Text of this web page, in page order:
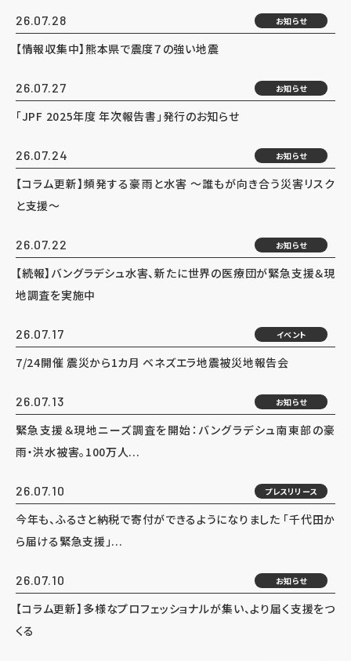
26.07.28 お知らせ
【情報収集中】熊本県で震度７の強い地震
26.07.27 お知らせ
「JPF 2025年度 年次報告書」発行のお知らせ
26.07.24 お知らせ
【コラム更新】頻発する豪雨と水害 ～誰もが向き合う災害リスク
と支援～
26.07.22 お知らせ
【続報】バングラデシュ水害、新たに世界の医療団が緊急支援＆現
地調査を実施中
26.07.17 イベント
7/24開催 震災から1カ月 ベネズエラ地震被災地報告会
26.07.13 お知らせ
緊急支援＆現地ニーズ調査を開始：バングラデシュ南東部の豪
雨・洪水被害。100万人...
26.07.10 プレスリリース
今年も、ふるさと納税で寄付ができるようになりました 「千代田か
ら届ける緊急支援」...
26.07.10 お知らせ
【コラム更新】多様なプロフェッショナルが集い、より届く支援をつ
くる